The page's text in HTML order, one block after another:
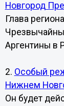
Новгород
Глава
Аргентины в
2. Особый
Нижнем
Он будет